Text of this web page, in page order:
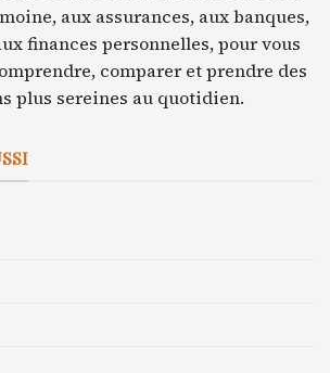
aux assurances, aux banques,
finances personnelles, pour vous
comparer et prendre des
plus sereines au quotidien.